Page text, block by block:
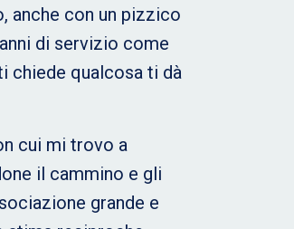
anche con un pizzico
di servizio come
chiede qualcosa ti dà
cui mi trovo a
il cammino e gli
grande e